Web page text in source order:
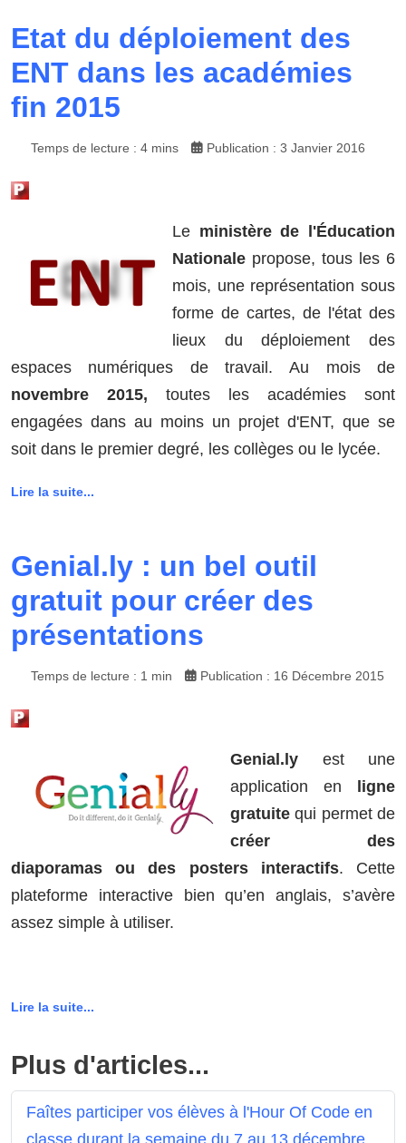
Etat du déploiement des
ENT dans les académies
fin 2015
Temps de lecture : 4 mins Publication : 3 Janvier 2016
Le ministère de l'Éducation
Nationale propose, tous les 6
mois, une représentation sous
forme de cartes, de l'état des
lieux du déploiement des
espaces numériques de travail. Au mois de
novembre 2015, toutes les académies sont
engagées dans au moins un projet d'ENT, que se
soit dans le premier degré, les collèges ou le lycée.
Lire la suite...
Genial.ly : un bel outil
gratuit pour créer des
présentations
Temps de lecture : 1 min Publication : 16 Décembre 2015
Genial.ly est une
application en
ligne
gratuite qui permet de
créer des
diaporamas ou des posters interactifs. Cette
plateforme interactive bien qu’en anglais, s’avère
assez simple à utiliser.
Lire la suite...
Plus d'articles...
Faîtes participer vos élèves à l'Hour Of Code en